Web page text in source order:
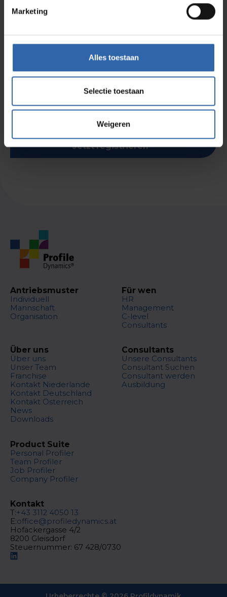
Marketing
Alles toestaan
Selectie toestaan
Weigeren
Nachname
Jetzt registrieren
Antriebsmuster
Individuell
Mannschaft
Organisation
Für wen
HR
Management
C-level
Consultants
Über uns
Über uns
Unser Team
Franchise
Kontakt Niederlande
Kontakt Deutschland
Kontakt Österreich
News
Downloads
Consultants
Unsere Consultants
Consultant Suchen
Consultant werden
Ausbildung
Product Suite
Personal Profiler
Team Profiler
Job Profiler
Company Profiler
Kontakt
T:+43 3112 4050 13
E:office@profiledynamics.at
Hofäckergasse 4/2
8200 Gleisdorf
Steuernummer: 67 428/0730